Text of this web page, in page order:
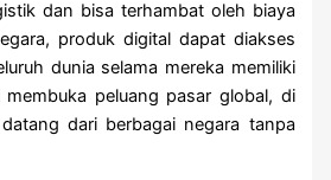
dan bisa terhambat oleh biaya
produk digital dapat diakses
dunia selama mereka memiliki
peluang pasar global, di
dari berbagai negara tanpa